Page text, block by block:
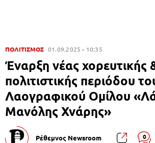
ΠΟΛΙΤΙΣΜΟΣ 01.09.2025 10:35
Έναρξη νέας χορευτικής
πολιτιστικής περιόδου
Λαογραφικού Ομίλου
Μανόλης Χνάρης»
Ρέθεμνος Newsroom 0